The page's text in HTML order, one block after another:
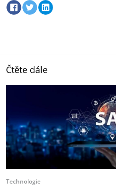
Čtěte dále
Technologie